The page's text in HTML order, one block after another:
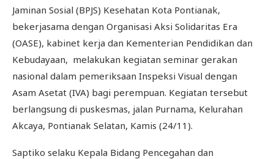
Jaminan Sosial (BPJS) Kesehatan Kota Pontianak,
bekerjasama dengan Organisasi Aksi Solidaritas Era
(OASE), kabinet kerja dan Kementerian Pendidikan dan
Kebudayaan, melakukan kegiatan seminar gerakan
nasional dalam pemeriksaan Inspeksi Visual dengan
Asam Asetat (IVA) bagi perempuan. Kegiatan tersebut
berlangsung di puskesmas, jalan Purnama, Kelurahan
Akcaya, Pontianak Selatan, Kamis (24/11).
Saptiko selaku Kepala Bidang Pencegahan dan